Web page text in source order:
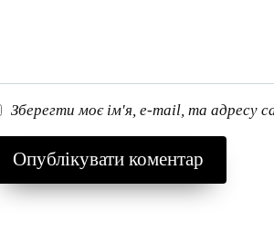
Зберегти моє ім'я, e-mail, та адресу